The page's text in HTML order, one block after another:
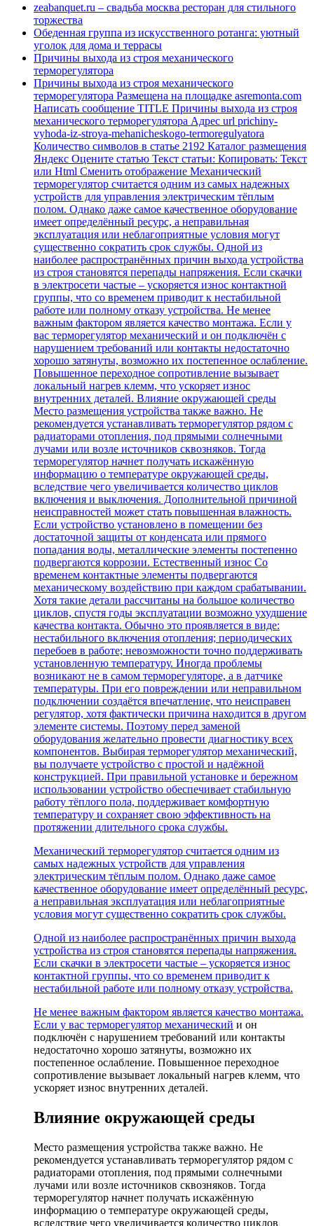
zeabanquet.ru – свадьба москва ресторан для стильного
торжества
Обеденная группа из искусственного ротанга: уютный
уголок для дома и террасы
Причины выхода из строя механического
терморегулятора
Причины выхода из строя механического
терморегулятора Размещена на площадке asremonta.com
Написать сообщение TITLE Причины выхода из строя
механического терморегулятора Адрес url prichiny-
vyhoda-iz-stroya-mehanicheskogo-termoregulyatora
Количество символов в статье 2192 Каталог размещения
Яндекс Оцените статью Текст статьи: Копировать: Текст
или Html Cменить отображение Механический
терморегулятор считается одним из самых надежных
устройств для управления электрическим тёплым
полом. Однако даже самое качественное оборудование
имеет определённый ресурс, а неправильная
эксплуатация или неблагоприятные условия могут
существенно сократить срок службы. Одной из
наиболее распространённых причин выхода устройства
из строя становятся перепады напряжения. Если скачки
в электросети частые – ускоряется износ контактной
группы, что со временем приводит к нестабильной
работе или полному отказу устройства. Не менее
важным фактором является качество монтажа. Если у
вас терморегулятор механический и он подключён с
нарушением требований или контакты недостаточно
хорошо затянуты, возможно их постепенное ослабление.
Повышенное переходное сопротивление вызывает
локальный нагрев клемм, что ускоряет износ
внутренних деталей. Влияние окружающей среды
Место размещения устройства также важно. Не
рекомендуется устанавливать терморегулятор рядом с
радиаторами отопления, под прямыми солнечными
лучами или возле источников сквозняков. Тогда
терморегулятор начнет получать искажённую
информацию о температуре окружающей среды,
вследствие чего увеличивается количество циклов
включения и выключения. Дополнительной причиной
неисправностей может стать повышенная влажность.
Если устройство установлено в помещении без
достаточной защиты от конденсата или прямого
попадания воды, металлические элементы постепенно
подвергаются коррозии. Естественный износ Со
временем контактные элементы подвергаются
механическому воздействию при каждом срабатывании.
Хотя такие детали рассчитаны на большое количество
циклов, спустя годы эксплуатации возможно ухудшение
качества контакта. Обычно это проявляется в виде:
нестабильного включения отопления; периодических
перебоев в работе; невозможности точно поддерживать
установленную температуру. Иногда проблемы
возникают не в самом терморегуляторе, а в датчике
температуры. При его повреждении или неправильном
подключении создаётся впечатление, что неисправен
регулятор, хотя фактически причина находится в другом
элементе системы. Поэтому перед заменой
оборудования желательно провести диагностику всех
компонентов. Выбирая терморегулятор механический,
вы получаете устройство с простой и надёжной
конструкцией. При правильной установке и бережном
использовании устройство обеспечивает стабильную
работу тёплого пола, поддерживает комфортную
температуру и сохраняет свою эффективность на
протяжении длительного срока службы.
Механический терморегулятор считается одним из
самых надежных устройств для управления
электрическим тёплым полом. Однако даже самое
качественное оборудование имеет определённый ресурс,
а неправильная эксплуатация или неблагоприятные
условия могут существенно сократить срок службы.
Одной из наиболее распространённых причин выхода
устройства из строя становятся перепады напряжения.
Если скачки в электросети частые – ускоряется износ
контактной группы, что со временем приводит к
нестабильной работе или полному отказу устройства.
Не менее важным фактором является качество монтажа.
Если у вас терморегулятор механический и он
подключён с нарушением требований или контакты
недостаточно хорошо затянуты, возможно их
постепенное ослабление. Повышенное переходное
сопротивление вызывает локальный нагрев клемм, что
ускоряет износ внутренних деталей.
Влияние окружающей среды
Место размещения устройства также важно. Не
рекомендуется устанавливать терморегулятор рядом с
радиаторами отопления, под прямыми солнечными
лучами или возле источников сквозняков. Тогда
терморегулятор начнет получать искажённую
информацию о температуре окружающей среды,
вследствие чего увеличивается количество циклов